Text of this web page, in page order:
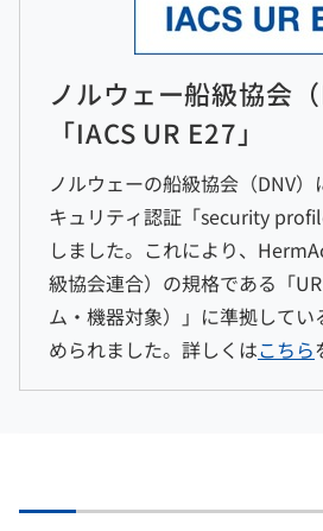
ノルウェー船級協会（
「IACS UR E27」
ノルウェーの船級協会（DNV
キュリティ認証「security
しました。これにより、
級協会連合）の規格である「
ム・機器対象）」に準拠して
められました。詳しくはこちら